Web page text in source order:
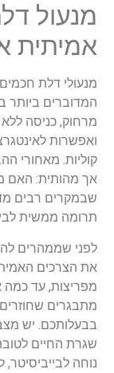
מנעול
אמיתית
מנעולי דלת
המדוברים
מרחוק, כניסה
ואפשרות
קוליות. מאחורי
אך מהותית: האם
שבמקרים רבים
תרומה ממשית
לפני שממהרים
את הצרכים
מפריצות, עד כמה
מתבגרים
בבעלותכם. יש
שגרת החיים
נוחה